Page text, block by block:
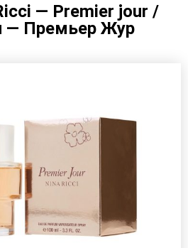
— Premier jour /
— Премьер Жур